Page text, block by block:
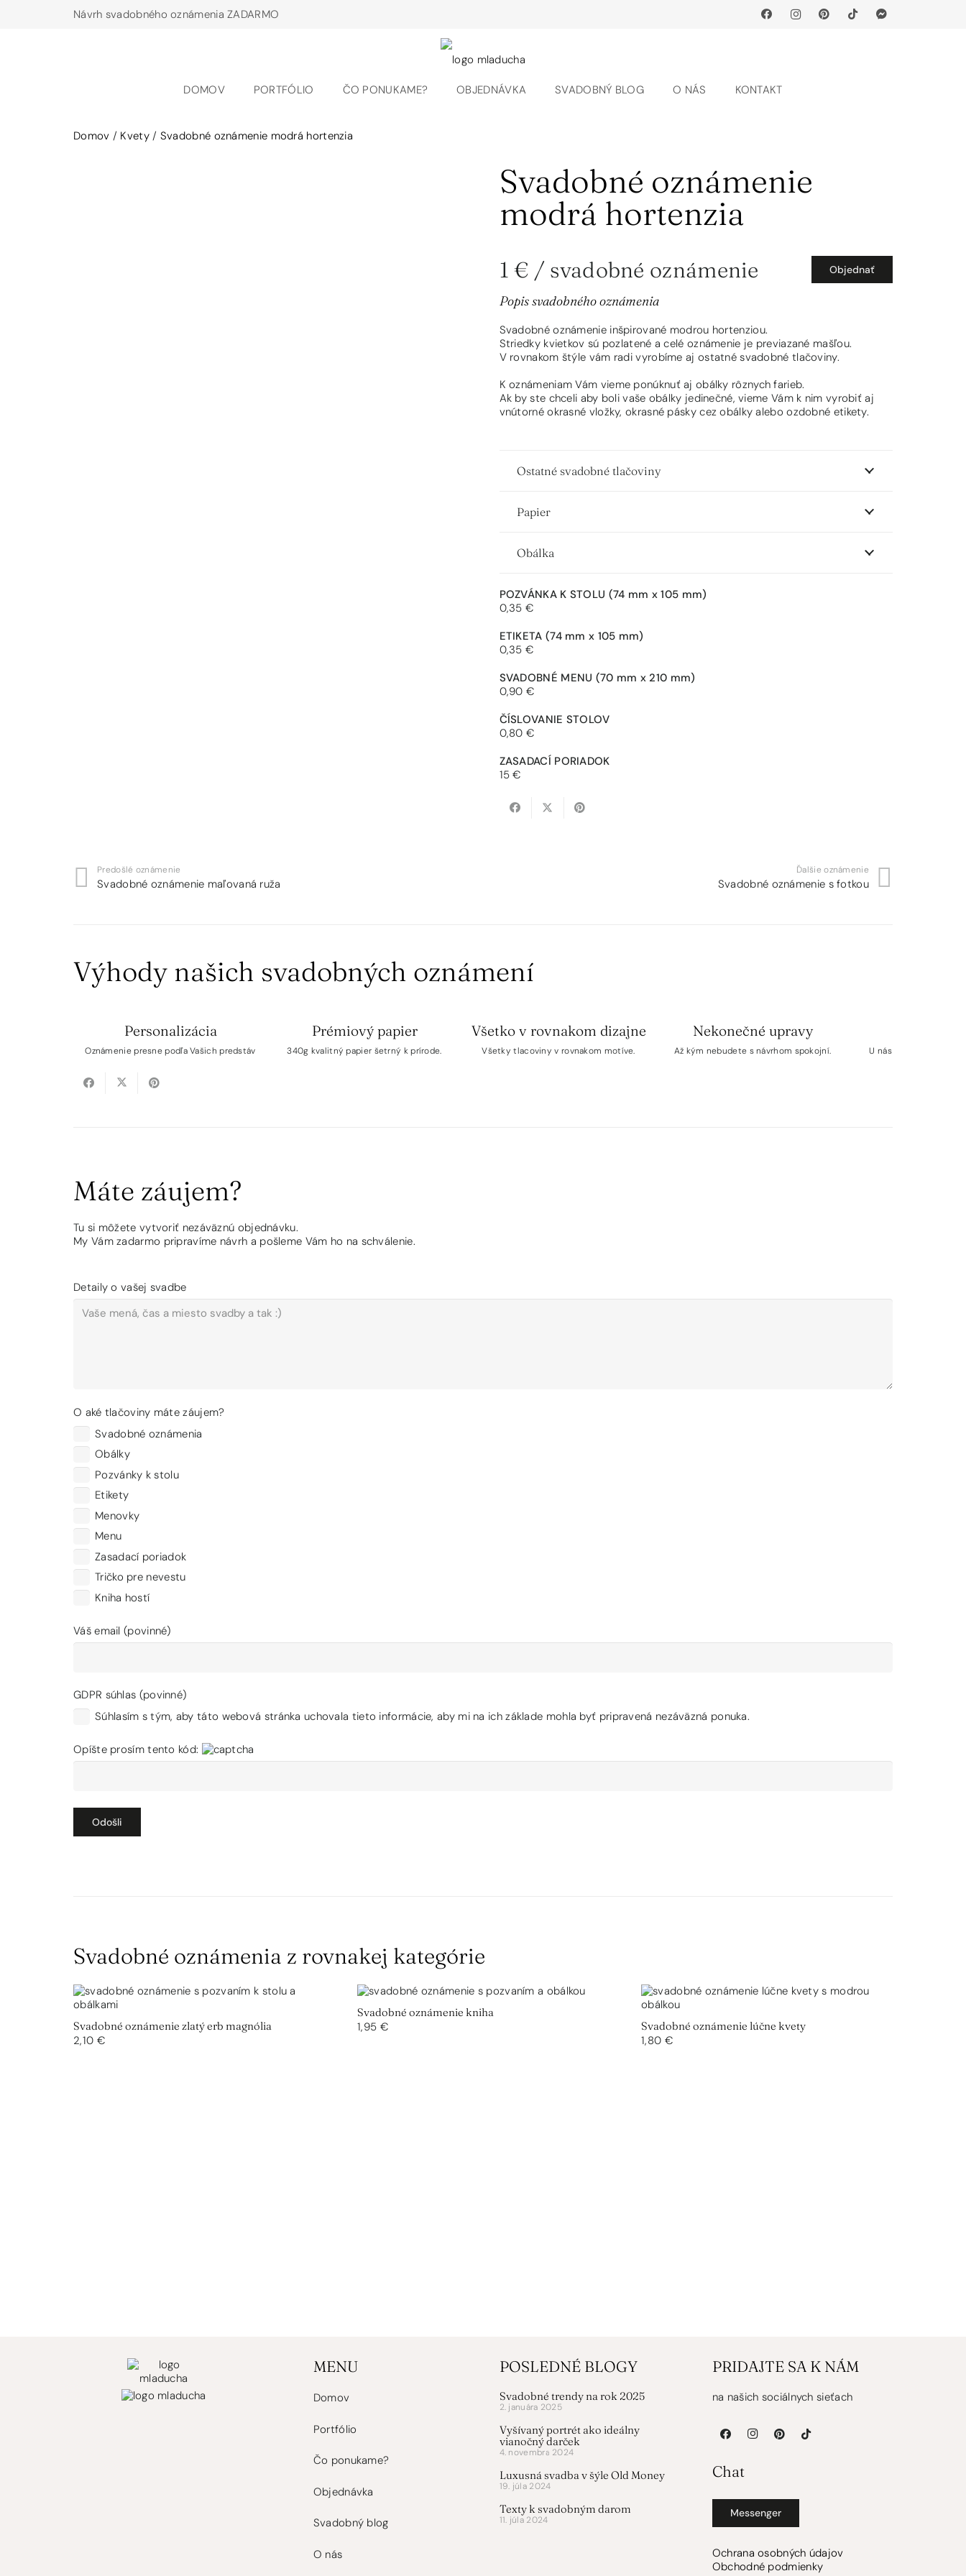
Návrh svadobného oznámenia ZADARMO
DOMOV PORTFÓLIO ČO PONUKAME? OBJEDNÁVKA SVADOBNÝ BLOG O NÁS KONTAKT
Domov / Kvety / Svadobné oznámenie modrá hortenzia
Svadobné oznámenie
modrá hortenzia
1 € / svadobné oznámenie Objednať
Popis svadobného oznámenia
Svadobné oznámenie inšpirované modrou hortenziou.
Striedky kvietkov sú pozlatené a celé oznámenie je previazané mašľou.
V rovnakom štýle vám radi vyrobíme aj ostatné svadobné tlačoviny.
K oznámeniam Vám vieme ponúknuť aj obálky rôznych farieb.
Ak by ste chceli aby boli vaše obálky jedinečné, vieme Vám k nim vyrobiť aj
vnútorné okrasné vložky, okrasné pásky cez obálky alebo ozdobné etikety.
Ostatné svadobné tlačoviny
Papier
Obálka
POZVÁNKA K STOLU (74 mm x 105 mm)
0,35 €
ETIKETA (74 mm x 105 mm)
0,35 €
SVADOBNÉ MENU (70 mm x 210 mm)
0,90 €
ČÍSLOVANIE STOLOV
0,80 €
ZASADACÍ PORIADOK
15 €
Predošlé oznámenie
Svadobné oznámenie maľovaná ruža
Ďalšie oznámenie
Svadobné oznámenie s fotkou
Výhody našich svadobných oznámení
Personalizácia
Oznámenie presne podľa Vašich predstáv
Prémiový papier
340g kvalitný papier šetrný k prírode.
Všetko v rovnakom dizajne
Všetky tlacoviny v rovnakom motíve.
Nekonečné upravy
Až kým nebudete s návrhom spokojní. U nás v ponuke obálky
Máte záujem?
Tu si môžete vytvoriť nezáväznú objednávku.
My Vám zadarmo pripravíme návrh a pošleme Vám ho na schválenie.
Detaily o vašej svadbe
O aké tlačoviny máte záujem?
Svadobné oznámenia
Obálky
Pozvánky k stolu
Etikety
Menovky
Menu
Zasadací poriadok
Tričko pre nevestu
Kniha hostí
Váš email (povinné)
GDPR súhlas (povinné)
Súhlasím s tým, aby táto webová stránka uchovala tieto informácie, aby mi na ich základe mohla byť pripravená nezáväzná ponuka.
Opíšte prosím tento kód:
Svadobné oznámenia z rovnakej kategórie
Svadobné oznámenie zlatý erb magnólia
2,10 €
Svadobné oznámenie kniha
1,95 € Svadobné oznámenie lúčne kvety
1,80 €
MENU
Domov
Portfólio
Čo ponukame?
Objednávka
Svadobný blog
O nás
POSLEDNÉ BLOGY
Svadobné trendy na rok 2025
2. januára 2025
Vyšívaný portrét ako ideálny
vianočný darček
4. novembra 2024
Luxusná svadba v šýle Old Money
19. júla 2024
Texty k svadobným darom
11. júla 2024
PRIDAJTE SA K NÁM
na našich sociálnych sieťach
Chat
Messenger
Ochrana osobných údajov
Obchodné podmienky